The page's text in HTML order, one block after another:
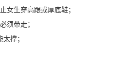
女生穿高跟或厚底鞋；
须带走；
撑；